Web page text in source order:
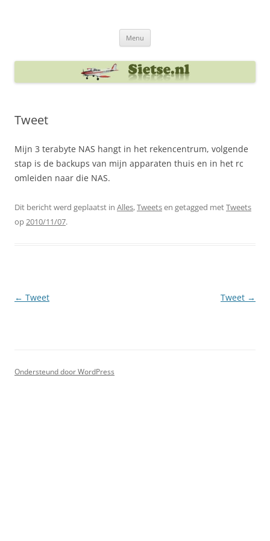
Menu
Tweet
Mijn 3 terabyte NAS hangt in het rekencentrum, volgende
stap is de backups van mijn apparaten thuis en in het rc
omleiden naar die NAS.
Dit bericht werd geplaatst in Alles,Tweetsen getagged metTweets
op2010/11/07.
Berichtnavigatie
← Tweet Tweet →
Ondersteund door WordPress